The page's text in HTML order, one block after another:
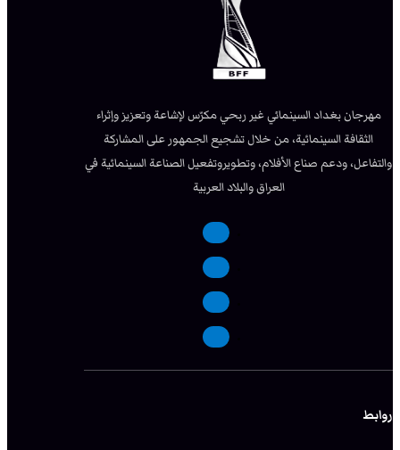
مهرجان بغداد السينمائي غير ربحي مكرّس لإشاعة وتعزيز وإثراء
الثقافة السينمائية، من خلال تشجيع الجمهور على المشاركة
والتفاعل، ودعم صناع الأفلام، وتطويروتفعيل الصناعة السينمائية في
العراق والبلاد العربية
روابط